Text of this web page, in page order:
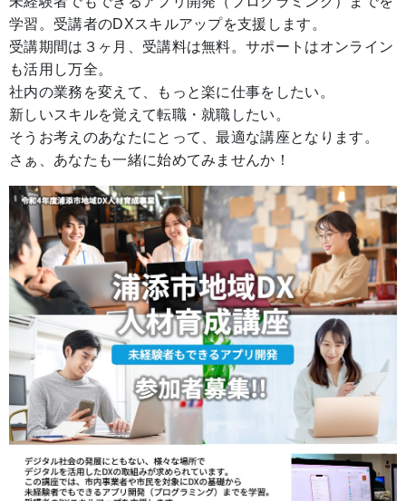
学習。受講者のDXスキルアップを支援します。
受講期間は３ヶ月、受講料は無料。サポートはオンライン
も活用し万全。
社内の業務を変えて、もっと楽に仕事をしたい。
新しいスキルを覚えて転職・就職したい。
そうお考えのあなたにとって、最適な講座となります。
さぁ、あなたも一緒に始めてみませんか！